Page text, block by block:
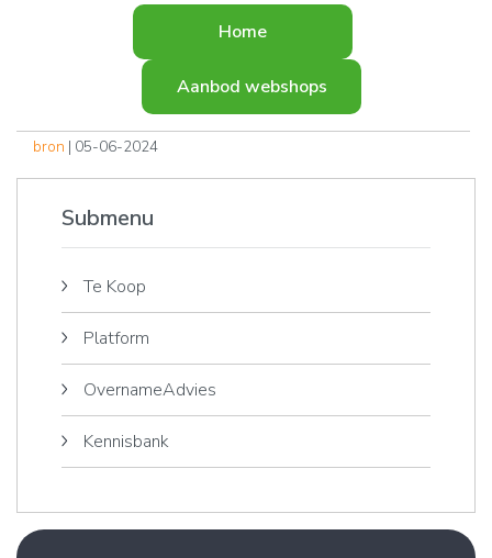
Home
Aanbod webshops
bron | 05-06-2024
Submenu
Te Koop
Platform
OvernameAdvies
Kennisbank